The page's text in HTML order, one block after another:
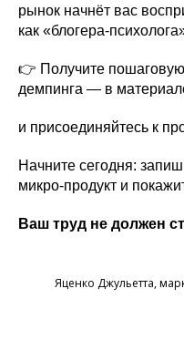
рынок начнёт вас
как «блогера-
👉 Получите
демпинга — в
и присоединяйтесь к
Начните сегодня:
микро-продукт и
Ваш труд не должен
Яценко Джульетта,